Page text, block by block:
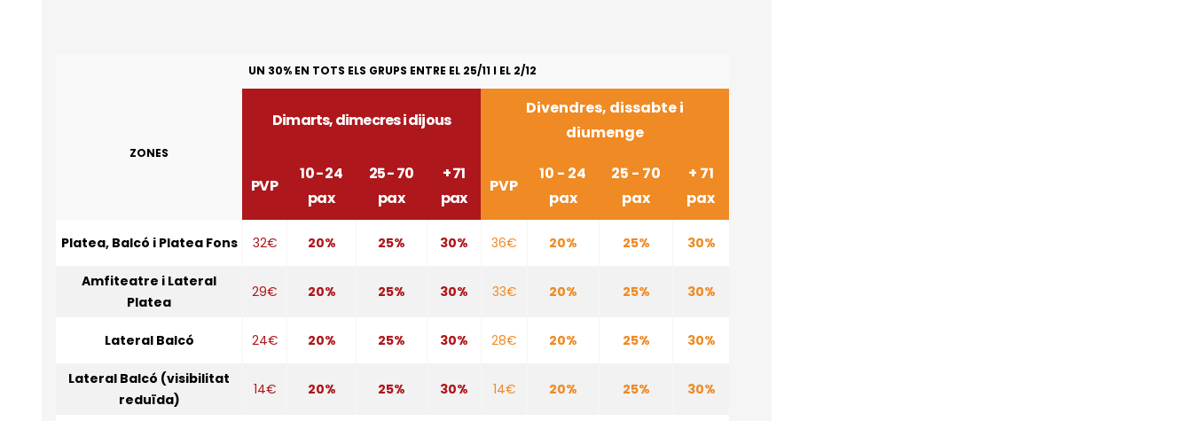
UN 30% EN TOTS ELS GRUPS ENTRE EL 25/11 I EL 2/12
ZONES
Dimarts, dimecres i dijous
Divendres, dissabte i
diumenge
PVP
10 - 24
pax
25 - 70
pax
+ 71
pax
PVP
10 - 24
pax
25 - 70
pax
+ 71
pax
Platea, Balcó i Platea Fons 32€ 20% 25% 30% 36€ 20% 25% 30%
Amfiteatre i Lateral
Platea
29€ 20% 25% 30% 33€ 20% 25% 30%
Lateral Balcó 24€ 20% 25% 30% 28€ 20% 25% 30%
Lateral Balcó (visibilitat
reduïda)
14€ 20% 25% 30% 14€ 20% 25% 30%